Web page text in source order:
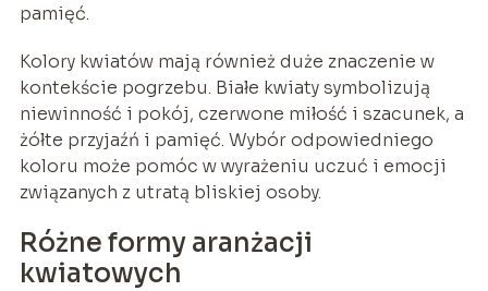
pamięć.
Kolory kwiatów mają również duże znaczenie w
kontekście pogrzebu. Białe kwiaty symbolizują
niewinność i pokój, czerwone miłość i szacunek, a
żółte przyjaźń i pamięć. Wybór odpowiedniego
koloru może pomóc w wyrażeniu uczuć i emocji
związanych z utratą bliskiej osoby.
Różne formy aranżacji
kwiatowych